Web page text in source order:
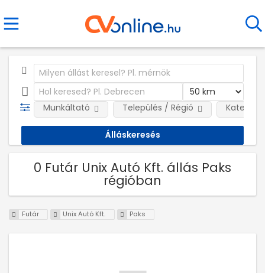
Munkáltató Település / Régió
0 Futár Unix Autó Kft. állás Paks
régióban
Futár Unix Autó Kft. Paks